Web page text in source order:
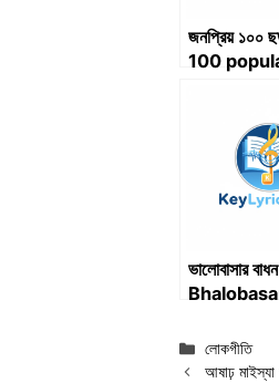
জনপ্রিয় ১০০
100
ভালোবাসার
মিয়া সরকার
Categories
লোকগীতি
আষাঢ়